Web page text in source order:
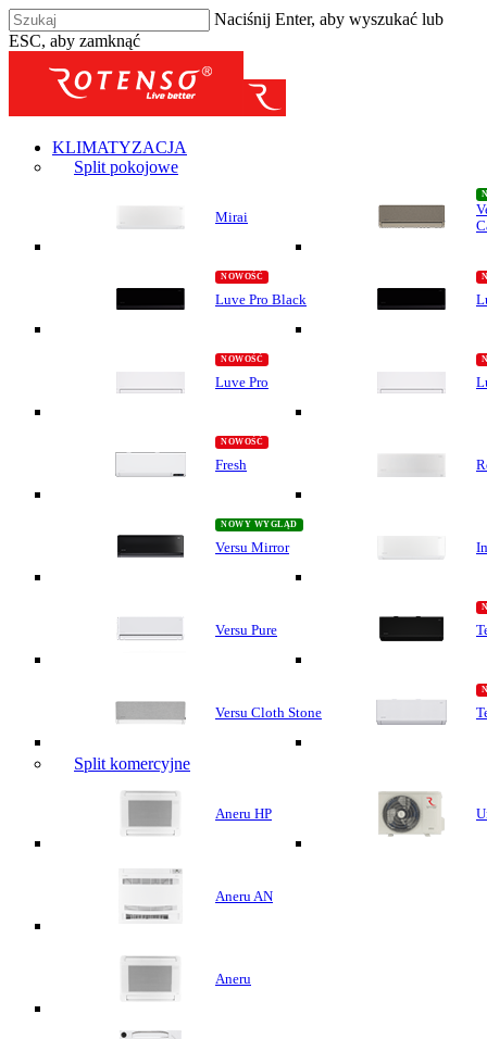
Naciśnij Enter, aby wyszukać lub
ESC, aby zamknąć
KLIMATYZACJA
Split pokojowe
Mirai
Luve Pro Black
Luve Pro
Fresh
Versu Mirror
Versu Pure
Versu Cloth Stone
Split komercyjne
Aneru HP
Aneru AN
Aneru